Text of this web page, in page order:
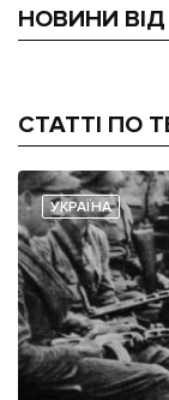
НОВИНИ ВІД
СТАТТІ ПО
УКРАЇНА